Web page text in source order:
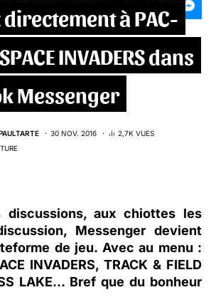
directement à PAC-
INVADERS dans
Messenger
30 NOV. 2016
2,7K VUES
discussions, aux chiottes les
Messenger devient
de jeu. Avec au menu :
INVADERS, TRACK & FIELD
LAKE… Bref que du bonheur